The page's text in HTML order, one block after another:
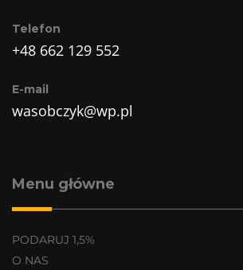
Telefon
+48 662 129 552
E-mail
wasobczyk@wp.pl
Menu główne
PODARUJ 1,5%
O NAS